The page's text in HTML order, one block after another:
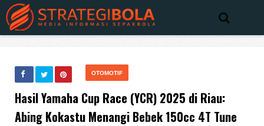
OTOMOTIF
Hasil Yamaha Cup Race (YCR) 2025 di Riau:
Abing Kokastu Menangi Bebek 150cc 4T Tune